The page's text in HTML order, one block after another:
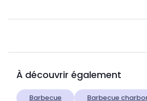
À découvrir également
Barbecue
Barbecue